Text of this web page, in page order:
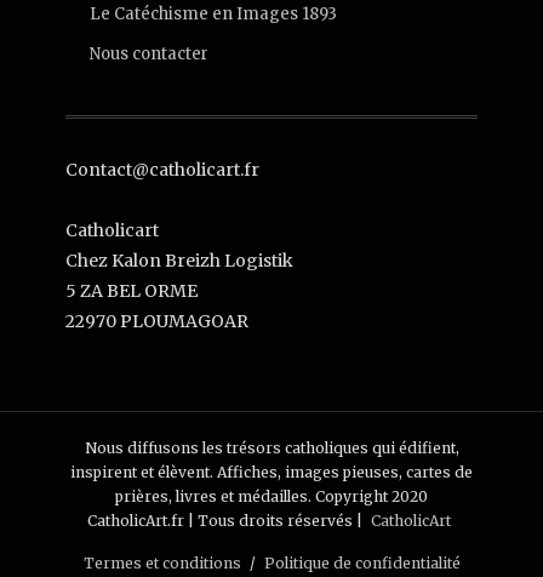
Le Catéchisme en Images 1893
Nous contacter
Contact@catholicart.fr
Catholicart
Chez Kalon Breizh Logistik
5 ZA BEL ORME
22970 PLOUMAGOAR
Nous diffusons les trésors catholiques qui édifient,
inspirent et élèvent. Affiches, images pieuses, cartes de
prières, livres et médailles. Copyright 2020
CatholicArt.fr | Tous droits réservés |
CatholicArt
Termes et conditions Politique de confidentialité